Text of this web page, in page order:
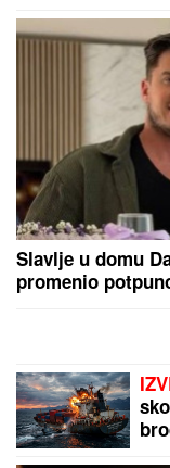
Slavlje u domu
promenio